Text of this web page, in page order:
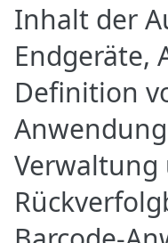
Inhalt der
Endgeräte,
Definition
Verwaltung